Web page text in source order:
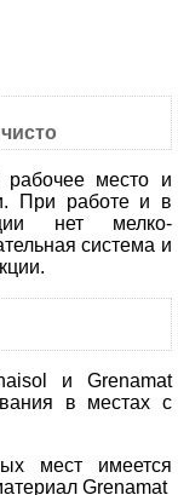
место и
При работе и в
нет мелко-
система и
и Grenamat
в местах с
мест имеется
Grenamat